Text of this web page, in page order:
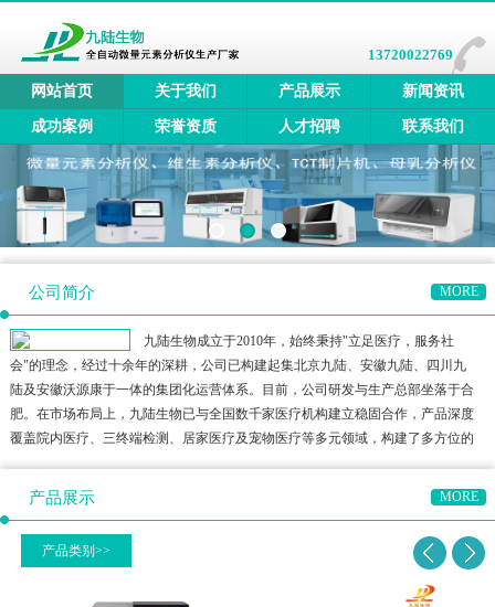
13720022769
网站首页 关于我们 产品展示 新闻资讯
成功案例 荣誉资质 人才招聘 联系我们
公司简介 MORE
九陆生物成立于2010年，始终秉持"立足医疗，服务社
会"的理念，经过十余年的深耕，公司已构建起集北京九陆、安徽九陆、四川九
陆及安徽沃源康于一体的集团化运营体系。目前，公司研发与生产总部坐落于合
肥。在市场布局上，九陆生物已与全国数千家医疗机构建立稳固合作，产品深度
覆盖院内医疗、三终端检测、居家医疗及宠物医疗等多元领域，构建了多方位的
产品展示 MORE
产品类别>>